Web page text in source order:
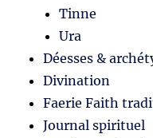
Tinne
Ura
Déesses &
Divination
Faerie Faith
Journal spirituel